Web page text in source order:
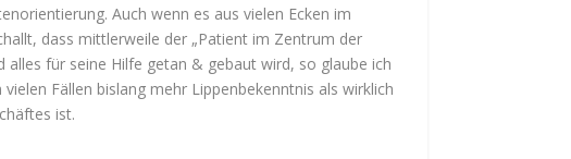
Auch wenn es aus vielen Ecken im
dass mittlerweile der „Patient im Zentrum der
alles für seine Hilfe getan & gebaut wird, so glaube ich
Fällen bislang mehr Lippenbekenntnis als wirklich
ist.